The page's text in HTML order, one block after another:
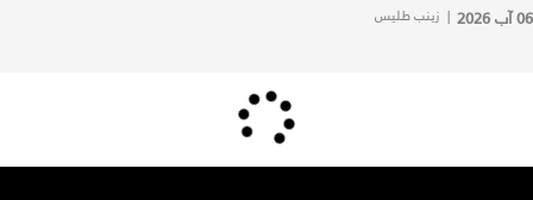
06 آب 2026 | زينب طليس